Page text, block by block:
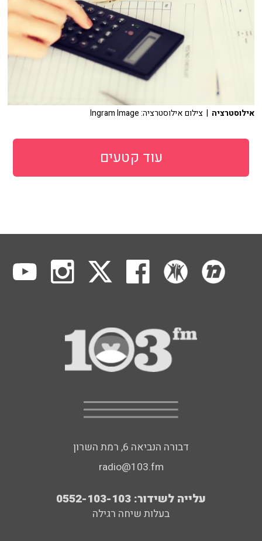
אילוסטרציה | צילום אילוסטרציה: Ingram Image
עוד קטעים
דבורה הנביאה 6, רמת השרון
radio@103.fm
עלייה לשידור: 0552-103-103
בעלות שיחה רגילה